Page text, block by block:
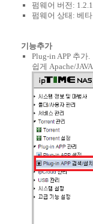
펌웨어 버전:
펌웨어 상태: 베
기능추가
Plug-in APP 추가.
쉽게 Apache/